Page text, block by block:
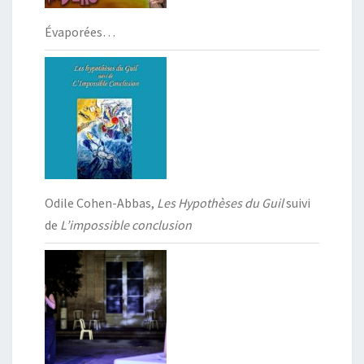
Évaporées…
Odile Cohen-Abbas, Les Hypothèses du Guilsuivi
de L’impossible conclusion